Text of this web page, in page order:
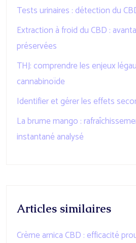
Tests urinaires : détection du
Extraction à froid du CBD :
préservées
THJ: comprendre les enjeux
cannabinoïde
Identifier et gérer les effets
La brume mango :
instantané analysé
Articles similaires
Crème arnica CBD : efficacité